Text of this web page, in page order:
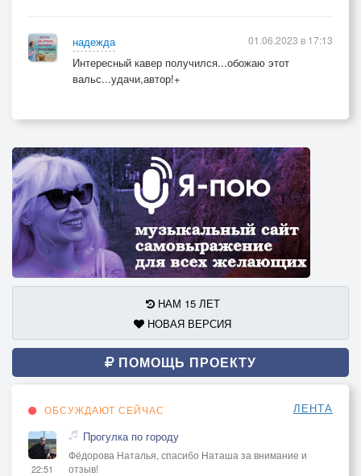
надежда
Интересный кавер получился...обожаю этот
вальс...удачи,автор!+
01.06.2023 в 17:13
НАМ 15 ЛЕТ
НОВАЯ ВЕРСИЯ
ПОМОЩЬ ПРОЕКТУ
ОБСУЖДАЮТ СЕЙЧАС ЛЕНТА
22:51
Прогулка по городу
Фёдорова Наталья, спасибо Наташа за внимание и
отзыв!